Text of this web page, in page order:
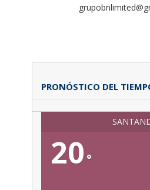
PRONÓSTICO DEL
20 °